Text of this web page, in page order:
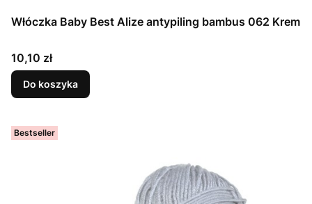
Włóczka Baby Best Alize antypiling bambus 062 Krem
Cena
10,10 zł
Do koszyka
Bestseller